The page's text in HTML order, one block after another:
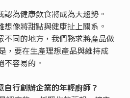
為健康飲食將成為大趨勢。
像將甜點與健康扯上關系。
不同的地方，我們務求將產品做
，要在生產理想產品與維持成
容易的。
行創辦企業的年輕廚師？